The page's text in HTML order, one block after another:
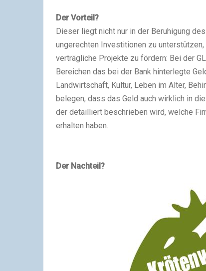
Der Vorteil?
Dieser liegt nicht nur in der Beruhigung
ungerechten Investitionen zu
verträgliche Projekte zu fördern: Bei der
Bereichen das bei der Bank hinterlegte
Landwirtschaft, Kultur, Leben im Alter,
belegen, dass das Geld auch wirklich in
der detailliert beschrieben wird, welche
erhalten haben.
Der Nachteil?